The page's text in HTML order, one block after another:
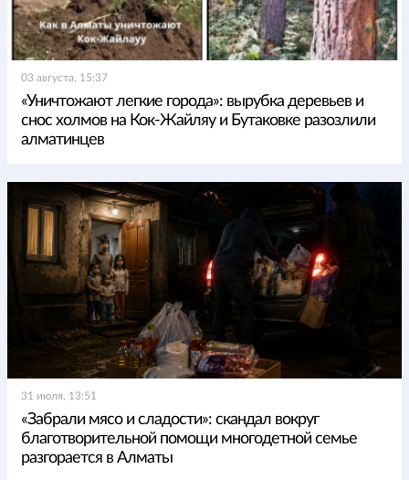
03 августа, 15:37
«Уничтожают легкие города»: вырубка деревьев и
снос холмов на Кок-Жайляу и Бутаковке разозлили
алматинцев
31 июля, 13:51
«Забрали мясо и сладости»: скандал вокруг
благотворительной помощи многодетной семье
разгорается в Алматы